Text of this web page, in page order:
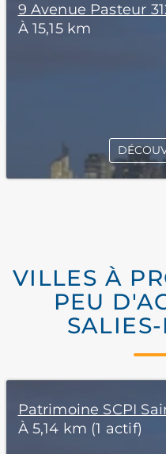
9 Avenue Pasteur
À 15,15 km
VILLES À
PEU
Patrimoine SCPI
À 5,14 km (1 actif)